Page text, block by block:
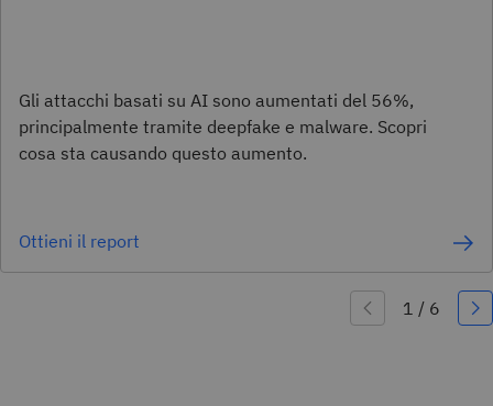
Gli attacchi basati su AI sono aumentati del 56%,
principalmente tramite deepfake e malware. Scopri
cosa sta causando questo aumento.
Ottieni il report